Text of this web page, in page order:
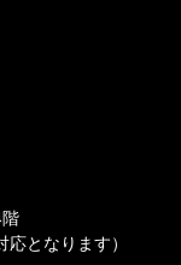
応となります）